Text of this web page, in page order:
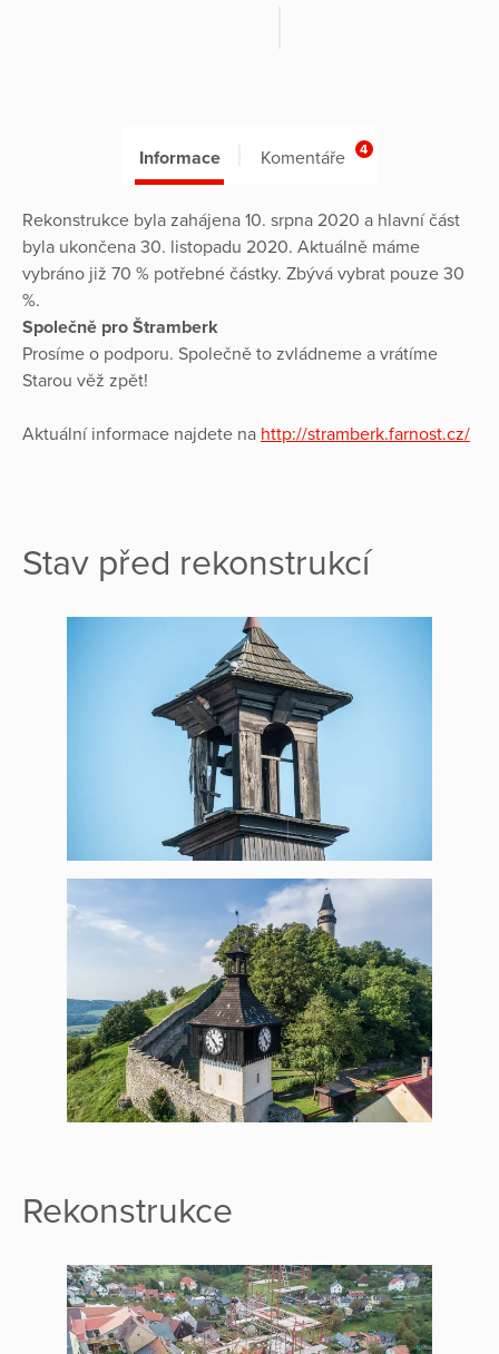
Informace Komentáře 4
Rekonstrukce byla zahájena 10. srpna 2020 a hlavní část
byla ukončena 30. listopadu 2020. Aktuálně máme
vybráno již 70 % potřebné částky. Zbývá vybrat pouze 30
%.
Společně pro Štramberk
Prosíme o podporu. Společně to zvládneme a vrátíme
Starou věž zpět!
Aktuální informace najdete na http://stramberk.farnost.cz/
Stav před rekonstrukcí
Rekonstrukce